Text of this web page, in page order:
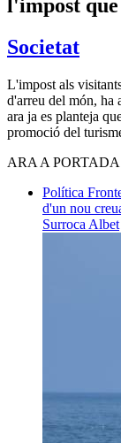
l'impost
Societat
L'impost als
d'arreu del món, ha
ara ja es planteja
promoció del
ARA A PORTADA
Política
d'un nou
Surroca Albet